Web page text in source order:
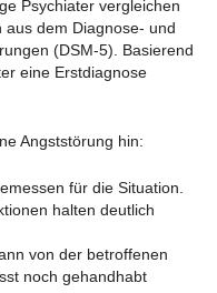
Psychiater vergleichen
dem Diagnose- und
(DSM-5). Basierend
eine Erstdiagnose
Angststörung hin:
für die Situation.
halten deutlich
von der betroffenen
noch gehandhabt